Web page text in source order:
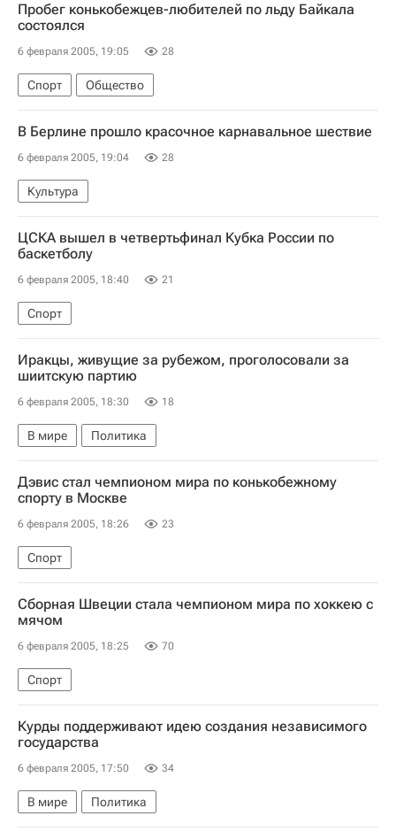
Пробег конькобежцев-любителей по льду Байкала
состоялся
6 февраля 2005, 19:05 28
Спорт Общество
В Берлине прошло красочное карнавальное шествие
6 февраля 2005, 19:04 28
Культура
ЦСКА вышел в четвертьфинал Кубка России по
баскетболу
6 февраля 2005, 18:40 21
Спорт
Иракцы, живущие за рубежом, проголосовали за
шиитскую партию
6 февраля 2005, 18:30 18
В мире Политика
Дэвис стал чемпионом мира по конькобежному
спорту в Москве
6 февраля 2005, 18:26 23
Спорт
Сборная Швеции стала чемпионом мира по хоккею с
мячом
6 февраля 2005, 18:25 70
Спорт
Курды поддерживают идею создания независимого
государства
6 февраля 2005, 17:50 34
В мире Политика